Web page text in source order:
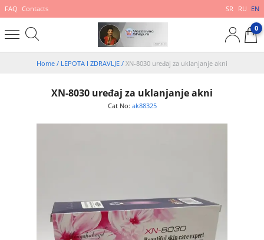
FAQ Contacts SR RU EN
0
Home / LEPOTA I ZDRAVLJE / XN-8030 uređaj za uklanjanje akni
XN-8030 uređaj za uklanjanje akni
Cat No: ak88325